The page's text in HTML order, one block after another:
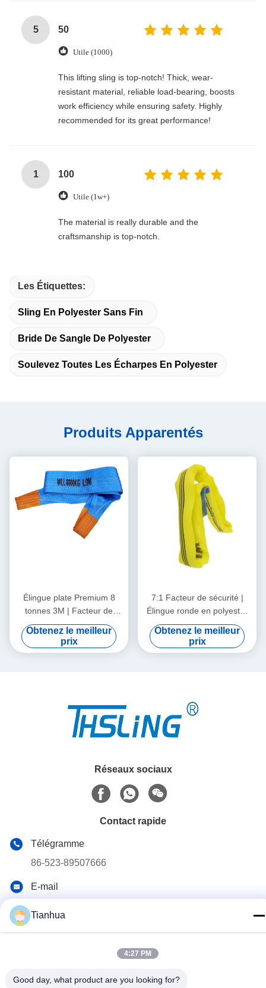
5 50
Utile (1000)
This lifting sling is top-notch! Thick, wear-
resistant material, reliable load-bearing, boosts
work efficiency while ensuring safety. Highly
recommended for its great performance!
1 100
Utile (1w+)
The material is really durable and the
craftsmanship is top-notch.
Les Étiquettes:
Sling En Polyester Sans Fin
Bride De Sangle De Polyester
Soulevez Toutes Les Écharpes En Polyester
Produits Apparentés
Élingue plate Premium 8
tonnes 3M | Facteur de
sécurité 7:1 | Sangle de
levage en polyester haute
ténacité pour la sécurité
Obtenez le meilleur
prix
7:1 Facteur de sécurité |
Élingue ronde en polyester
de 3 tonnes : Conforme
CE/EN 1492-2 pour une
sécurité de levage ultime
Obtenez le meilleur
prix
Réseaux sociaux
Contact rapide
Télégramme
86-523-89507666
E-mail
de Gaogang, Ville de Taizhou, Province du Jiangsu, Chine
Tianhua
4:27 PM
Good day, what product are you looking for?